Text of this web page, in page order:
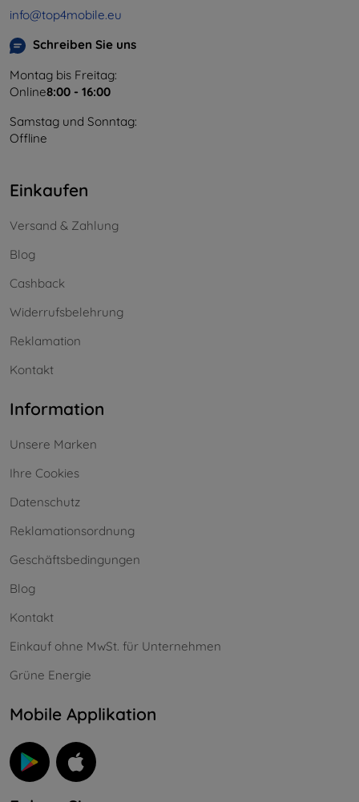
info@top4mobile.eu
Schreiben Sie uns
Montag bis Freitag:
Online8:00 - 16:00
Samstag und Sonntag:
Offline
Einkaufen
Versand & Zahlung
Blog
Cashback
Widerrufsbelehrung
Reklamation
Kontakt
Information
Unsere Marken
Ihre Cookies
Datenschutz
Reklamationsordnung
Geschäftsbedingungen
Blog
Kontakt
Einkauf ohne MwSt. für Unternehmen
Grüne Energie
Mobile Applikation